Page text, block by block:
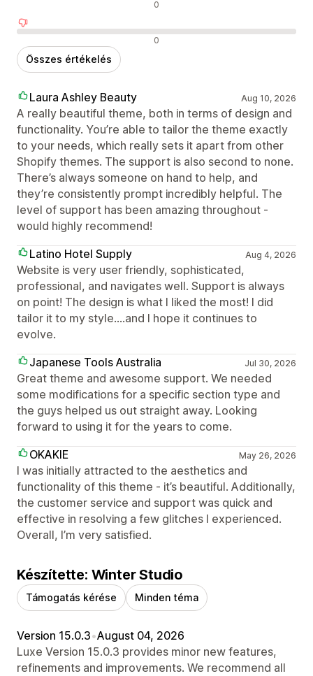
0
0
Összes értékelés
Laura Ashley Beauty Aug 10, 2026
A really beautiful theme, both in terms of design and
functionality. You’re able to tailor the theme exactly
to your needs, which really sets it apart from other
Shopify themes. The support is also second to none.
There’s always someone on hand to help, and
they’re consistently prompt incredibly helpful. The
level of support has been amazing throughout -
would highly recommend!
Latino Hotel Supply
Aug 4, 2026
Website is very user friendly, sophisticated,
professional, and navigates well. Support is always
on point! The design is what I liked the most! I did
tailor it to my style....and I hope it continues to
evolve.
Japanese Tools Australia
Jul 30, 2026
Great theme and awesome support. We needed
some modifications for a specific section type and
the guys helped us out straight away. Looking
forward to using it for the years to come.
OKAKIE
May 26, 2026
I was initially attracted to the aesthetics and
functionality of this theme - it’s beautiful. Additionally,
the customer service and support was quick and
effective in resolving a few glitches I experienced.
Overall, I’m very satisfied.
Készítette: Winter Studio
Támogatás kérése Minden téma
Version 15.0.3•August 04, 2026
Luxe Version 15.0.3 provides minor new features,
refinements and improvements. We recommend all